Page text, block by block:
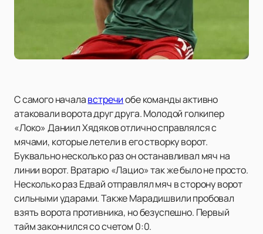
С самого началавстречиобе команды активно
атаковали ворота друг друга. Молодой голкипер
«Локо» Даниил Хядяков отлично справлялся с
мячами, которые летели в его створку ворот.
Буквально несколько раз он останавливал мяч на
линии ворот. Вратарю «Лацио» так же было не просто.
Несколько раз Едвай отправлял мяч в сторону ворот
сильными ударами. Также Марадишвили пробовал
взять ворота противника, но безуспешно. Первый
тайм закончился со счетом 0:0.